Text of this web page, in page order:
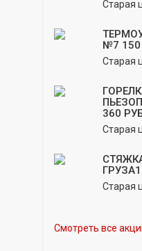
Старая
№7 150
Старая
360
Старая
Старая
Смотреть все